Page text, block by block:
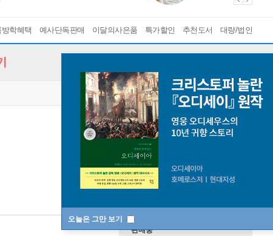
방학혜택 예사단독판매 이달의사은품 특가할인 추천도서 대량/법인
오늘은 그만 보기
판매중